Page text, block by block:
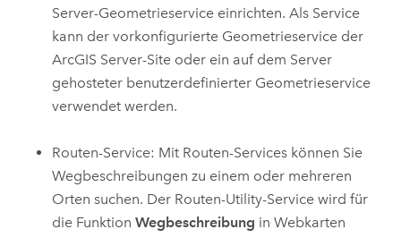
Server-Geometrieservice einrichten. Als Service
kann der vorkonfigurierte Geometrieservice der
ArcGIS Server-Site oder ein auf dem Server
gehosteter benutzerdefinierter Geometrieservice
verwendet werden.
Routen-Service: Mit Routen-Services können Sie
Wegbeschreibungen zu einem oder mehreren
Orten suchen. Der Routen-Utility-Service wird für
die FunktionWegbeschreibung in Webkarten